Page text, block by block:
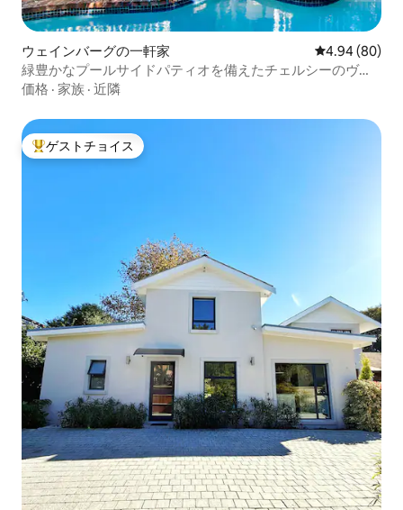
ウェインバーグの一軒家 レビュー80件
4.94 (80)
緑豊かなプールサイドパティオを備えたチェルシーのヴィ
クトリア様式の宿泊先
価格 · 家族 · 近隣
大好評のゲストチョイスです。
ゲストチョイス